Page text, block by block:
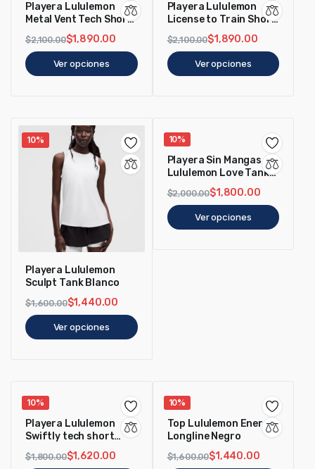
Playera Lululemon
Metal Vent Tech Short-
Sleeve Shirt 3.0
Hombre Blanco
$2,100.00$1,890.00
Ver opciones
Playera Lululemon
License to Train Short
Sleeve Negra
$2,100.00$1,890.00
Ver opciones
10%
Playera Lululemon
Sculpt Tank Blanco
$1,600.00$1,440.00
Ver opciones
10%
Playera Sin Mangas
Lululemon Love Tank
Top Mujer Negro
$2,000.00$1,800.00
Ver opciones
10%
Playera Lululemon
Swiftly tech short
sleeve 2.0 *Race
Lenght Negra
$1,800.00$1,620.00
10%
Top Lululemon Energy
Longline Negro
$1,600.00$1,440.00